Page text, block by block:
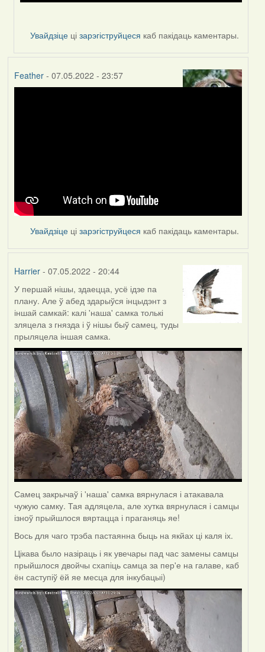
Увайдзіце цізарэгіструйцеся каб пакідаць каментары.
Feather- 07.05.2022 - 23:57
Увайдзіце цізарэгіструйцеся каб пакідаць каментары.
Harrier- 07.05.2022 - 20:44
У першай нішы, здаецца, усё ідзе па
плану. Але ў абед здарыўся інцыдэнт з
іншай самкай: калі 'наша' самка толькі
зляцела з гнязда і ў нішы быў самец, туды
прыляцела іншая самка.
Самец закрычаў і 'наша' самка вярнулася і атакавала
чужую самку. Тая адляцела, але хутка вярнулася і самцы
ізноў прыйшлося вяртацца і праганяць яе!
Вось для чаго трэба пастаянна быць на якйах ці каля іх.
Цікава было назіраць і як увечары пад час замены самцы
прыйшлося двойчы схапіць самца за пер'е на галаве, каб
ён саступіў ёй яе месца для інкубацыі)